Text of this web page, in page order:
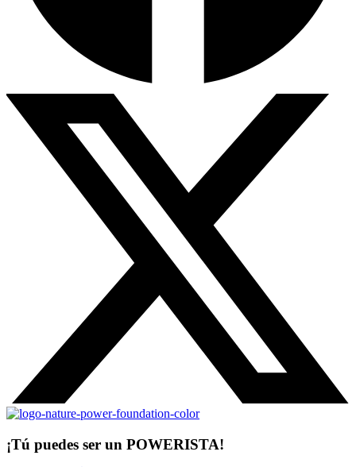
¡Tú puedes ser un POWERISTA!